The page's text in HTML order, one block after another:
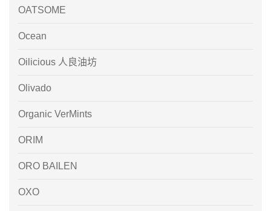
OATSOME
Ocean
Oilicious 人良油坊
Olivado
Organic VerMints
ORIM
ORO BAILEN
OXO